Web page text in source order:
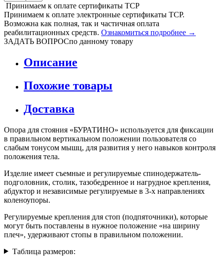
Принимаем к оплате сертификаты ТСР
Принимаем к оплате электронные сертификаты ТСР.
Возможна как полная, так и частичная оплата
реабилитационных средств. Ознакомиться подробнее →
ЗАДАТЬ ВОПРОСпо данному товару
Описание
Похожие товары
Доставка
Опора для стояния «БУРАТИНО» используется для фиксации
в правильном вертикальном положении пользователя со
слабым тонусом мышц, для развития у него навыков контроля
положения тела.
Изделие имеет съемные и регулируемые спинодержатель-
подголовник, столик, тазобедренное и нагрудное крепления,
абдуктор и независимые регулируемые в 3-х направлениях
коленоупоры.
Регулируемые крепления для стоп (подпяточники), которые
могут быть поставлены в нужное положение «на ширину
плеч», удерживают стопы в правильном положении.
Таблица размеров: